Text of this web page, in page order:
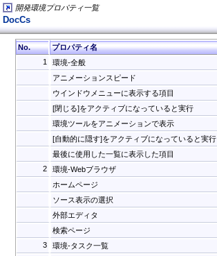
開発環境プロパティ一覧
DocCs
No. プロパティ名
1
環境-全般
アニメーションスピード
ウインドウメニューに表示する項目
[閉じる]をアクティブになっていると実行
環境ツールをアニメーションで表示
[自動的に隠す]をアクティブになっていると実行
最後に使用した一覧に表示した項目
2
環境-Webブラウザ
ホームページ
ソース表示の選択
外部エディタ
検索ページ
3
環境-タスク一覧